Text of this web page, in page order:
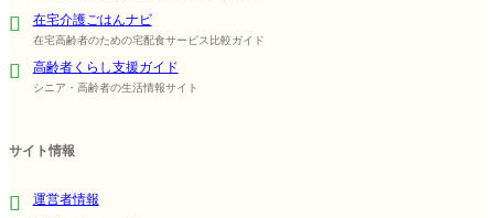
在宅介護ごはんナビ
在宅高齢者のための宅配食サービス比較ガイド
高齢者くらし支援ガイド
シニア・高齢者の生活情報サイト
サイト情報
運営者情報